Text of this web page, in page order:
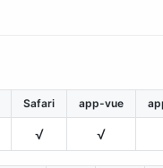
Safari app-vue
√ √